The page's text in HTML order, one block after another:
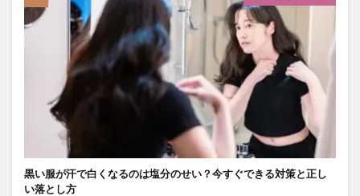
黒い服が汗で白くなるのは塩分のせい？今すぐできる対策と正し
い落とし方